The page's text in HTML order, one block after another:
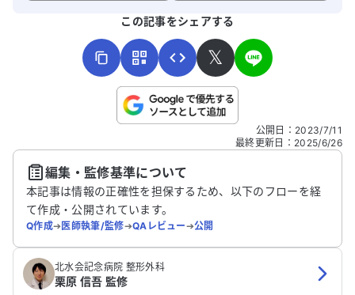
こちらは送信専用のフォームです。氏名やご自身の病気の詳細な
送信する
この記事をシェアする
𝕏
公開日 ： 2023/7/11
最終更新日 ： 2025/6/26
編集・監修基準について
本記事は情報の正確性を担保するため、以下のフローを経
て作成・公開されています。
Q作成➔医師執筆/監修➔QAレビュー➔公開
北水会記念病院 整形外科
栗原 信吾 監修